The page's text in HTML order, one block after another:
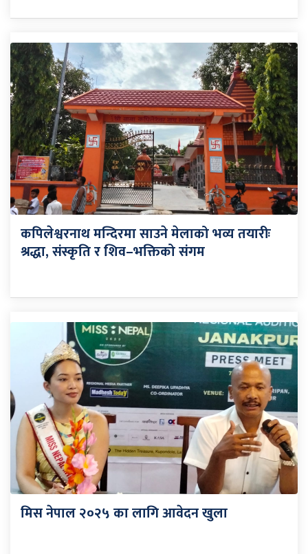
कपिलेश्वरनाथ मन्दिरमा साउने मेलाको भव्य तयारीः
श्रद्धा, संस्कृति र शिव–भक्तिको संगम
मिस नेपाल २०२५ का लागि आवेदन खुला